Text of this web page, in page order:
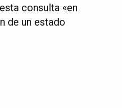
consulta «en
de un estado